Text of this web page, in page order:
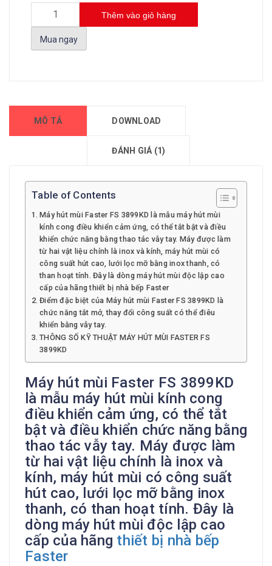
Thêm vào giỏ hàng
Mua ngay
MÔ TẢ DOWNLOAD
ĐÁNH GIÁ (1)
Table of Contents
Máy hút mùi Faster FS 3899KD là mẫu máy hút mùi
kính cong điều khiển cảm ứng, có thể tắt bật và điều
khiển chức năng bằng thao tác vẫy tay. Máy được làm
từ hai vật liệu chính là inox và kính, máy hút mùi có
công suất hút cao, lưới lọc mỡ bằng inox thanh, có
than hoạt tính. Đây là dòng máy hút mùi độc lập cao
cấp của hãng thiết bị nhà bếp Faster
Điểm đặc biệt của Máy hút mùi Faster FS 3899KD là
chức năng tắt mở, thay đổi công suất có thể điêu
khiển bằng vẫy tay.
THÔNG SỐ KỸ THUẬT MÁY HÚT MÙI FASTER FS
3899KD
Máy hút mùi Faster FS 3899KD
là mẫu máy hút mùi kính cong
điều khiển cảm ứng, có thể tắt
bật và điều khiển chức năng bằng
thao tác vẫy tay. Máy được làm
từ hai vật liệu chính là inox và
kính, máy hút mùi có công suất
hút cao, lưới lọc mỡ bằng inox
thanh, có than hoạt tính. Đây là
dòng máy hút mùi độc lập cao
cấp của hãng thiết bị nhà bếp
Faster